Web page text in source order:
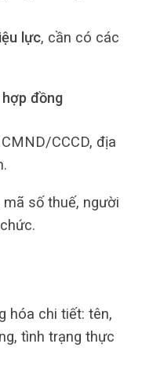
lực, cần có các
đồng
CCCD, địa
mã số thuế, người
hóa chi tiết: tên,
tình trạng thực